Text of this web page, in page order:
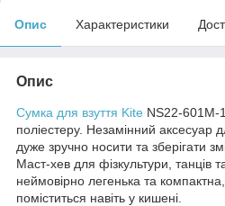
Опис Характеристики
Опис
Сумка для взуття Kite NS22-601M-
поліестеру. Незамінний аксесуар
дуже зручно носити та зберігати
Маст-хев для фізкультури, танців
неймовірно легенька та
поміститься навіть у кишені.